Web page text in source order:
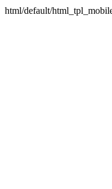
html/default/